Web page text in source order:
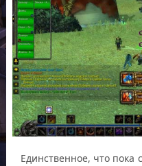
Единственное, что пока